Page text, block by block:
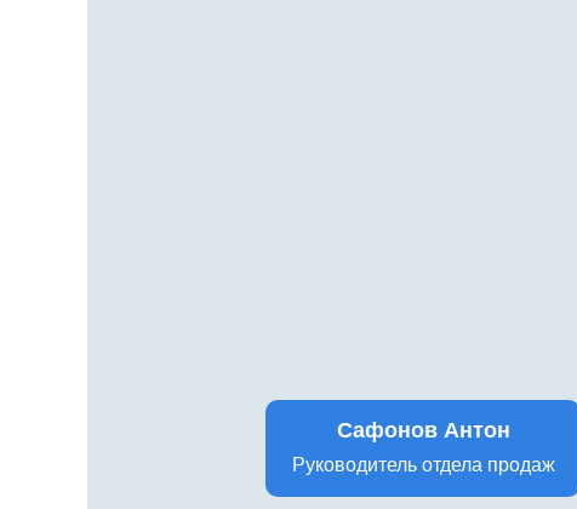
Сафонов Антон
Руководитель отдела продаж